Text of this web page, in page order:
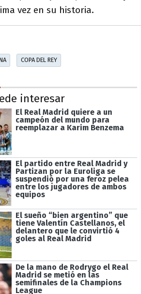
vez en su historia.
COPA DEL REY
interesar
El Real Madrid quiere a un
campeón del mundo para
reemplazar a Karim Benzema
El partido entre Real Madrid y
Partizan por la Euroliga se
suspendió por una feroz pelea
entre los jugadores de ambos
equipos
El sueño “bien argentino” que
tiene Valentín Castellanos, el
delantero que le convirtió 4
goles al Real Madrid
De la mano de Rodrygo el Real
Madrid se metió en las
semifinales de la Champions
League